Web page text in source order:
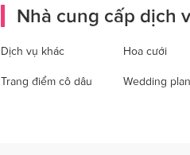
Nhà cung cấp dịch
Dịch vụ khác Hoa cưới
Trang điểm cô dâu Wedding